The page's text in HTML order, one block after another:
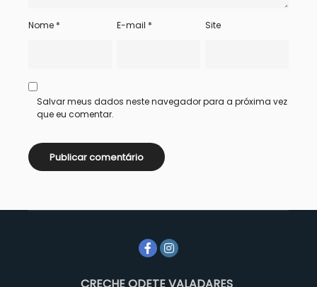
Nome * E-mail * Site
Salvar meus dados neste navegador para a próxima vez
que eu comentar.